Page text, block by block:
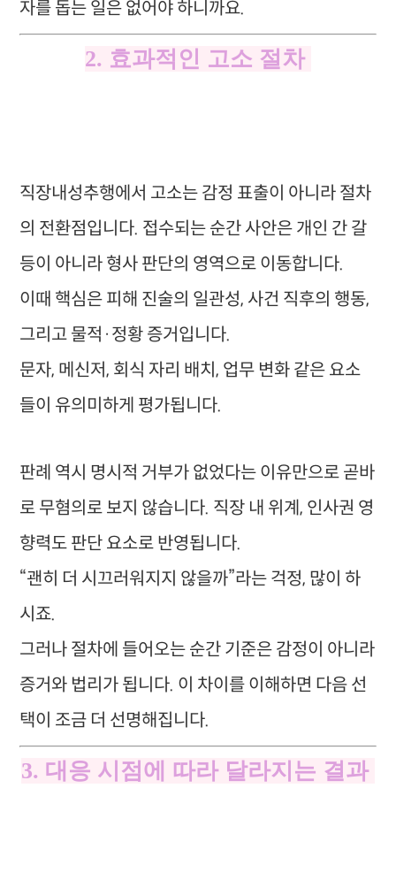
자를 돕는 일은 없어야 하니까요.
2. 효과적인 고소 절차
직장내성추행에서 고소는 감정 표출이 아니라 절차
의 전환점입니다. 접수되는 순간 사안은 개인 간 갈
등이 아니라 형사 판단의 영역으로 이동합니다.
이때 핵심은 피해 진술의 일관성, 사건 직후의 행동,
그리고 물적·정황 증거입니다.
문자, 메신저, 회식 자리 배치, 업무 변화 같은 요소
들이 유의미하게 평가됩니다.
판례 역시 명시적 거부가 없었다는 이유만으로 곧바
로 무혐의로 보지 않습니다. 직장 내 위계, 인사권 영
향력도 판단 요소로 반영됩니다.
“괜히 더 시끄러워지지 않을까”라는 걱정, 많이 하
시죠.
그러나 절차에 들어오는 순간 기준은 감정이 아니라
증거와 법리가 됩니다. 이 차이를 이해하면 다음 선
택이 조금 더 선명해집니다.
3. 대응 시점에 따라 달라지는 결과